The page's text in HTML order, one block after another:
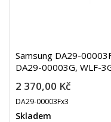
Samsung DA29-
DA29-00003G, WLF-
2 370,00 Kč
DA29-00003Fx3
Skladem